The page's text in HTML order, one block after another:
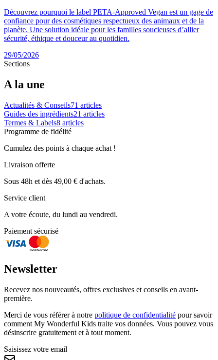
Découvrez pourquoi le label PETA-Approved Vegan est un gage de
confiance pour des cosmétiques respectueux des animaux et de la
planète. Une solution idéale pour les familles soucieuses d’allier
sécurité, éthique et douceur au quotidien.
29/05/2026
Sections
A la une
Actualités & Conseils71 articles
Guides des ingrédients21 articles
Termes & Labels8 articles
Programme de fidélité
Cumulez des points à chaque achat !
Livraison offerte
Sous 48h et dès 49,00 € d'achats.
Service client
A votre écoute, du lundi au vendredi.
Paiement sécurisé
Newsletter
Recevez nos nouveautés, offres exclusives et conseils en avant-
première.
Merci de vous référer à notre politique de confidentialité pour savoir
comment My Wonderful Kids traite vos données. Vous pouvez vous
désinscrire gratuitement et à tout moment.
Saisissez votre email